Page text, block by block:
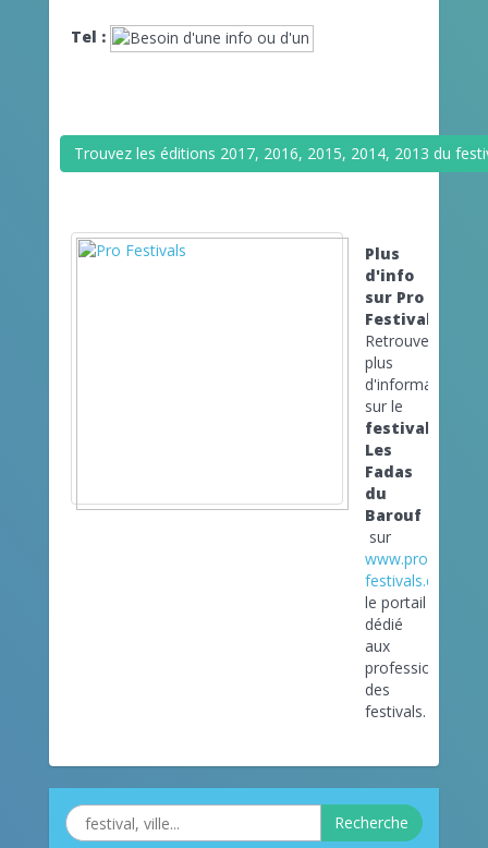
Tel :
Trouvez les éditions 2017, 2016, 2015, 2014, 2013 du
Plus
d'info
sur Pro
Festivals
Retrouvez
plus
d'informations
sur le
festival
Les
Fadas
du
Barouf
sur
www.pro-
festivals.com
le portail
dédié
aux
professionnels
des
festivals.
Recherche